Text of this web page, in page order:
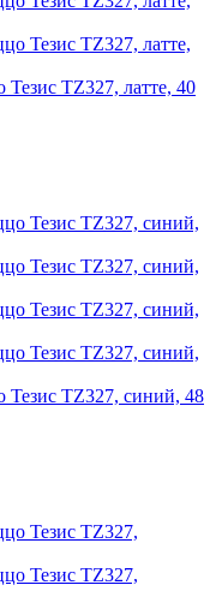
TZ327, латте, 40
TZ327, синий, 48